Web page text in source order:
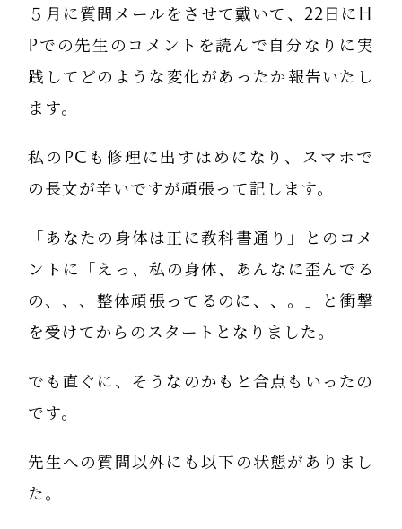
５月に質問メールをさせて戴いて、22日にH
Pでの先生のコメントを読んで自分なりに実
践してどのような変化があったか報告いたし
ます。
私のPCも修理に出すはめになり、スマホで
の長文が辛いですが頑張って記します。
「あなたの身体は正に教科書通り」とのコメ
ントに「えっ、私の身体、あんなに歪んでる
の、、、整体頑張ってるのに、、。」と衝撃
を受けてからのスタートとなりました。
でも直ぐに、そうなのかもと合点もいったの
です。
先生への質問以外にも以下の状態がありまし
た。